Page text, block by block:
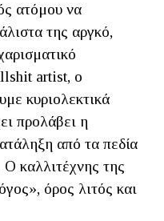
ατόμου να
της αργκό,
artist, o
κυριολεκτικά
προλάβει η
από τα πεδία
Ο καλλιτέχνης της
όρος λιτός και